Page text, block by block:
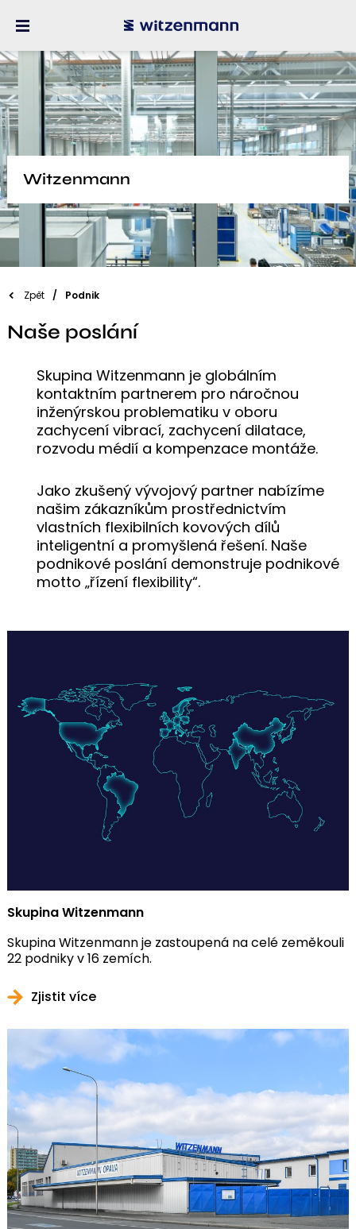
Witzenmann
Zpět Podnik
Naše poslání
Skupina Witzenmann je globálním
kontaktním partnerem pro náročnou
inženýrskou problematiku v oboru
zachycení vibrací, zachycení dilatace,
rozvodu médií a kompenzace montáže.
Jako zkušený vývojový partner nabízíme
našim zákazníkům prostřednictvím
vlastních flexibilních kovových dílů
inteligentní a promyšlená řešení. Naše
podnikové poslání demonstruje podnikové
motto „řízení flexibility“.
Skupina Witzenmann
Skupina Witzenmann je zastoupená na celé zeměkouli
22 podniky v 16 zemích.
Zjistit více